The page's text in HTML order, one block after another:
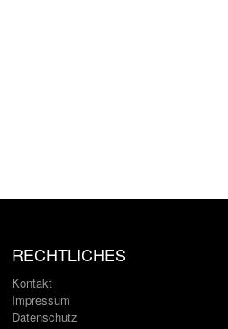
RECHTLICHES
Kontakt
Impressum
Datenschutz